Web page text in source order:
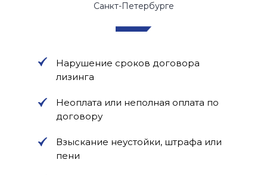
Санкт-Петербурге
Нарушение сроков договора
лизинга
Неоплата или неполная оплата по
договору
Взыскание неустойки, штрафа или
пени